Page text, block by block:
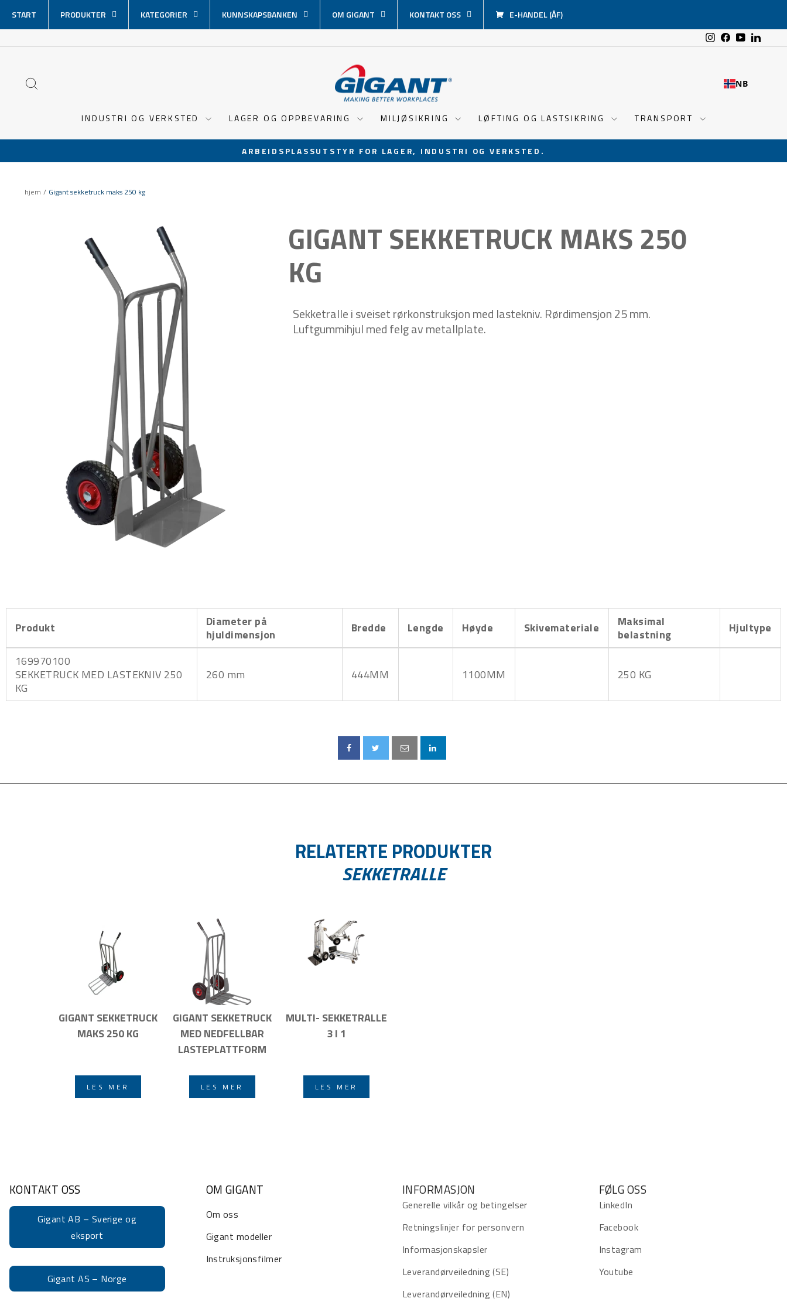
over
innhold
START PRODUKTER KATEGORIER KUNNSKAPSBANKEN OM GIGANT KONTAKT OSS E-HANDEL (ÅF)
Instagram
Facebook
YouTube
NB
INDUSTRI OG VERKSTED LAGER OG OPPBEVARING MILJØSIKRING LØFTING OG LASTSIKRING TRANSPORT
Sett
ARBEIDSPLASSUTSTYR FOR LAGER, INDUSTRI OG VERKSTED.
hjem / Gigant sekketruck maks 250 kg
GIGANT SEKKETRUCK MAKS 250
KG
Sekketralle i sveiset rørkonstruksjon med lastekniv. Rørdimensjon 25 mm.
Luftgummihjul med felg av metallplate.
Produkt
Diameter på
hjuldimensjon
Bredde Lengde Høyde Skivemateriale
Maksimal
belastning
Hjultype
169970100
SEKKETRUCK MED LASTEKNIV 250
KG
260 mm 444MM 1100MM 250 KG
RELATERTE PRODUKTER
SEKKETRALLE
GIGANT SEKKETRUCK
MAKS 250 KG
LES MER
GIGANT SEKKETRUCK
MED NEDFELLBAR
LASTEPLATTFORM
LES MER
MULTI- SEKKETRALLE
3 I 1
LES MER
KONTAKT OSS
Gigant AB – Sverige og
eksport
Gigant AS – Norge
OM GIGANT
Om oss
Gigant modeller
Instruksjonsfilmer
INFORMASJON
Generelle vilkår og betingelser
Retningslinjer for personvern
Informasjonskapsler
Leverandørveiledning (SE)
Leverandørveiledning (EN)
FØLG OSS
LinkedIn
Facebook
Instagram
Youtube